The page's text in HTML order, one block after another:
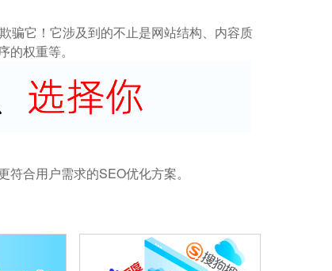
骗它！它涉及到的不止是网站结构、内容质
权重等。
合用户需求的SEO优化方案。